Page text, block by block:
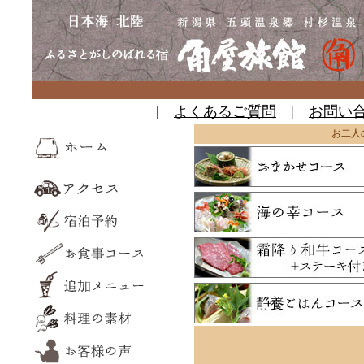
| よくあるご質問 | お問い
お二人